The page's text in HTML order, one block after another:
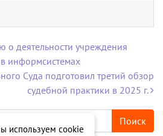
деятельности учреждения
в информсистемах
Суда подготовил третий обзор
судебной практики в 2025 г.
используем cookie